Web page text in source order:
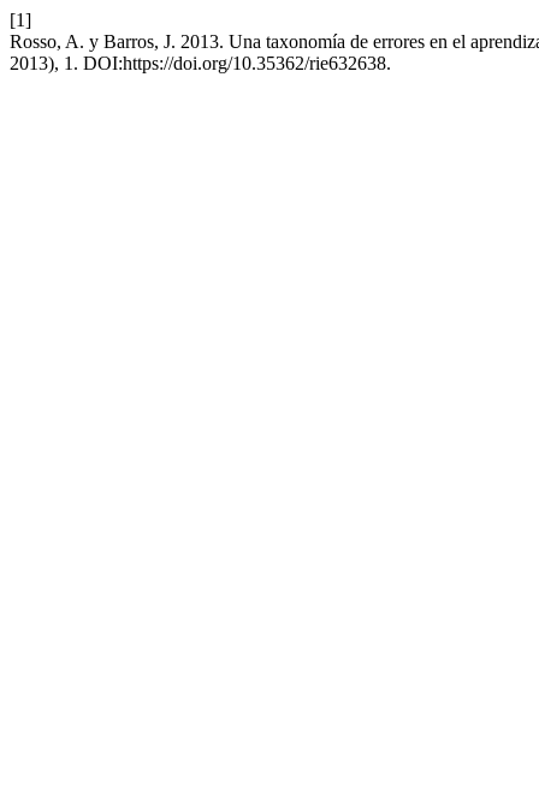
[1]
Rosso, A. y Barros, J. 2013. Una taxonomía de errores en el
2013), 1. DOI:https://doi.org/10.35362/rie632638.